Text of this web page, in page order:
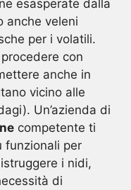
esasperate dalla
anche veleni
per i volatili.
con
anche in
vicino alle
Un’azienda di
competente ti
funzionali per
i nidi,
di